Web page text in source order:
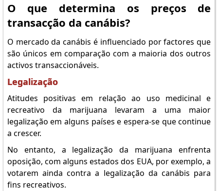
O que determina os preços de
transacção da canábis?
O mercado da canábis é influenciado por factores que
são únicos em comparação com a maioria dos outros
activos transaccionáveis.
Legalização
Atitudes positivas em relação ao uso medicinal e
recreativo da marijuana levaram a uma maior
legalização em alguns países e espera-se que continue
a crescer.
No entanto, a legalização da marijuana enfrenta
oposição, com alguns estados dos EUA, por exemplo, a
votarem ainda contra a legalização da canábis para
fins recreativos.